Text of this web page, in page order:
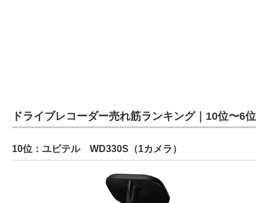
ドライブレコーダー売れ筋ランキング｜10位〜6位
10位：ユピテル WD330S（1カメラ）